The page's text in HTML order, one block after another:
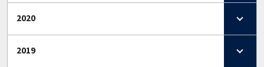
2020
2019